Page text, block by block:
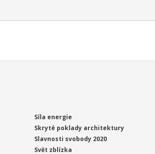
Síla energie
Skryté poklady architektury
Slavnosti svobody 2020
Svět zblízka